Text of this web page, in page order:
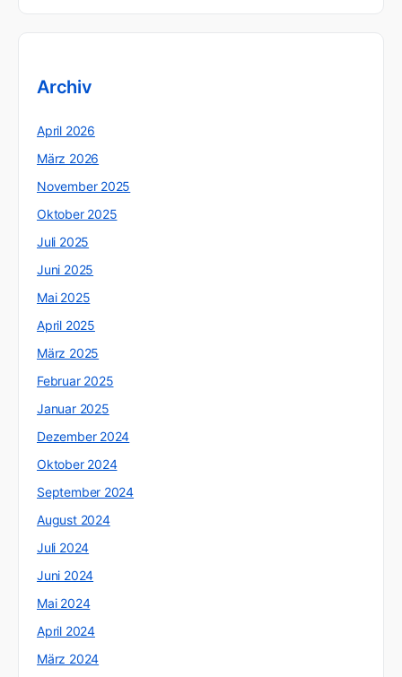
Archiv
April 2026
März 2026
November 2025
Oktober 2025
Juli 2025
Juni 2025
Mai 2025
April 2025
März 2025
Februar 2025
Januar 2025
Dezember 2024
Oktober 2024
September 2024
August 2024
Juli 2024
Juni 2024
Mai 2024
April 2024
März 2024